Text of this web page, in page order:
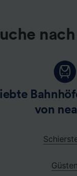
von
Güsten